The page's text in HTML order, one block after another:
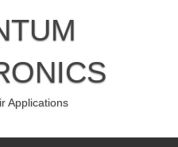
Applications